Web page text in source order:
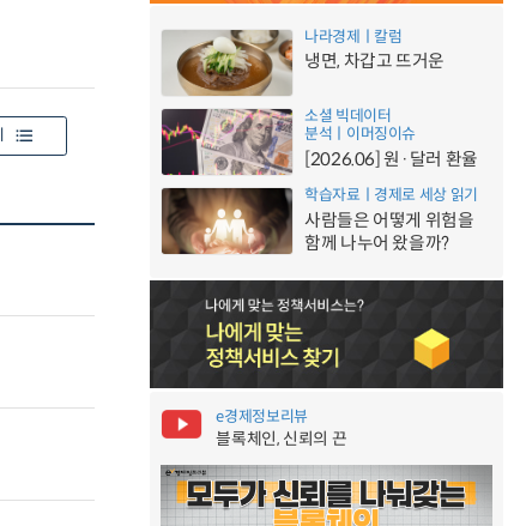
나라경제ㅣ칼럼
냉면, 차갑고 뜨거운
소셜 빅데이터
분석ㅣ이머징이슈
[2026.06] 원·달러 환율
학습자료ㅣ경제로 세상 읽기
사람들은 어떻게 위험을
함께 나누어 왔을까?
e경제정보리뷰
블록체인, 신뢰의 끈